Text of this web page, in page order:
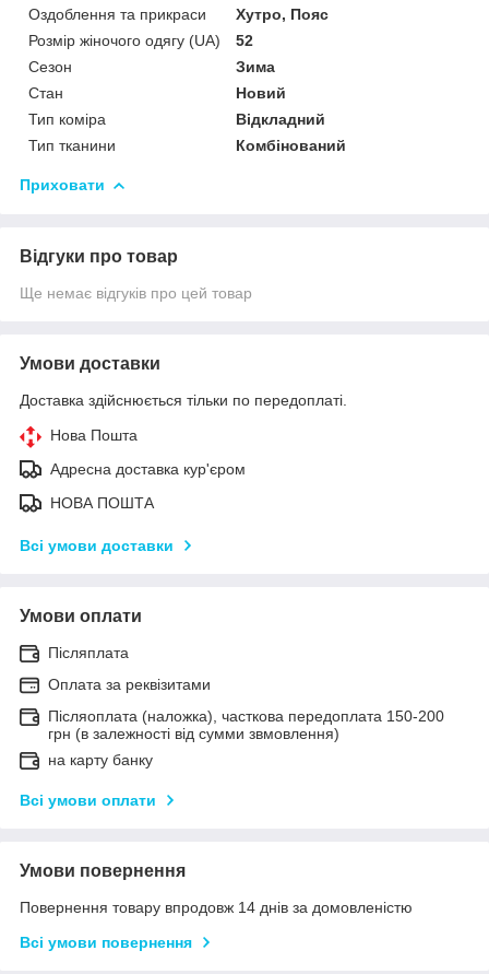
Оздоблення та прикраси
Хутро, Пояс
Розмір жіночого одягу (UA)
52
Сезон
Зима
Стан
Новий
Тип коміра
Відкладний
Тип тканини
Комбінований
Приховати
Відгуки про товар
Ще немає відгуків про цей товар
Умови доставки
Доставка здійснюється тільки по передоплаті.
Нова Пошта
Адресна доставка кур'єром
НОВА ПОШТА
Всі умови доставки
Умови оплати
Післяплата
Оплата за реквізитами
Післяоплата (наложка), часткова передоплата 150-200
грн (в залежності від сумми звмовлення)
на карту банку
Всі умови оплати
Умови повернення
Повернення товару впродовж 14 днів за домовленістю
Всі умови повернення